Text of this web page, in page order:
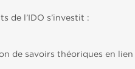
de l’IDO s’investit :
de savoirs théoriques en